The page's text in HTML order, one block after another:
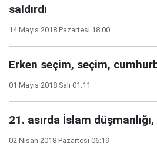
saldırdı
14 Mayıs 2018 Pazartesi 18:00
Erken seçim, seçim,
01 Mayıs 2018 Salı 01:11
21. asırda İslam
02 Nisan 2018 Pazartesi 06:19